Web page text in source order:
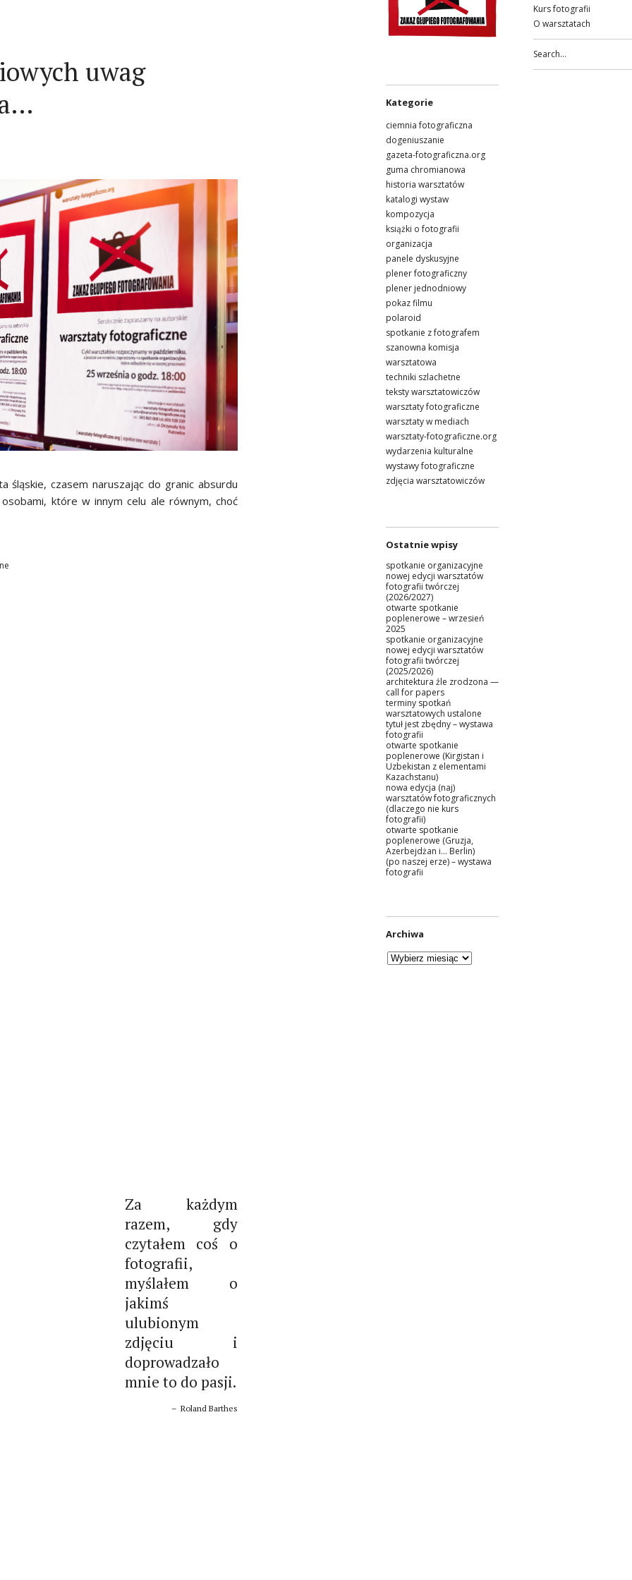
Kurs fotografii
O warsztatach
uwag
śląskie, czasem naruszając do granic absurdu
które w innym celu ale równym, choć
Kategorie
ciemnia fotograficzna
dogeniuszanie
gazeta-fotograficzna.org
guma chromianowa
historia warsztatów
katalogi wystaw
kompozycja
książki o fotografii
organizacja
panele dyskusyjne
plener fotograficzny
plener jednodniowy
pokaz filmu
polaroid
spotkanie z fotografem
szanowna komisja
warsztatowa
techniki szlachetne
teksty warsztatowiczów
warsztaty fotograficzne
warsztaty w mediach
warsztaty-fotograficzne.org
wydarzenia kulturalne
wystawy fotograficzne
zdjęcia warsztatowiczów
Ostatnie wpisy
spotkanie organizacyjne
nowej edycji warsztatów
fotografii twórczej
(2026/2027)
otwarte spotkanie
poplenerowe – wrzesień
2025
spotkanie organizacyjne
nowej edycji warsztatów
fotografii twórczej
(2025/2026)
architektura źle zrodzona —
call for papers
terminy spotkań
warsztatowych ustalone
tytuł jest zbędny – wystawa
fotografii
otwarte spotkanie
poplenerowe (Kirgistan i
Uzbekistan z elementami
Kazachstanu)
nowa edycja (naj)
warsztatów fotograficznych
(dlaczego nie kurs
fotografii)
otwarte spotkanie
poplenerowe (Gruzja,
Azerbejdżan i… Berlin)
(po naszej erze) – wystawa
fotografii
Archiwa
Za każdym
razem, gdy
czytałem coś o
fotografii,
myślałem o
jakimś
ulubionym
zdjęciu i
doprowadzało
mnie to do pasji.
Roland Barthes